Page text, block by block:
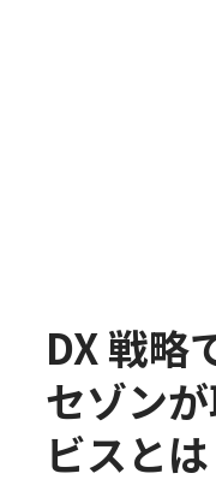
DX 戦略
セゾン
ビスとは